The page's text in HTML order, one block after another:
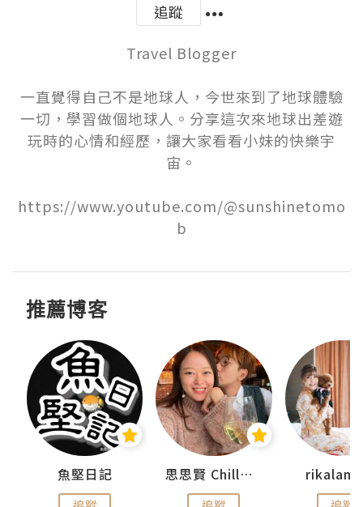
追蹤
Travel Blogger
一直覺得自己不是地球人，今世來到了地球體驗
一切，學習做個地球人。分享這次來地球出差遊
玩時的心情和經歷，讓大家看看小妹的快樂宇
宙。
https://www.youtube.com/@sunshinetomo
b
推薦博客
魚堅日記 思思賢 ChillMyBabe